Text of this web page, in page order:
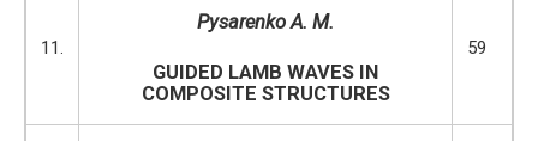
11.
Pysarenko A. M.
GUIDED LAMB WAVES IN
COMPOSITE STRUCTURES
59